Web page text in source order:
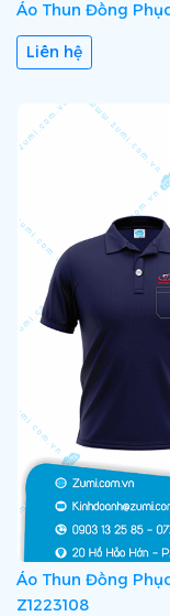
Áo Thun Đồng Phục
Liên hệ
Áo Thun Đồng
Z1223108